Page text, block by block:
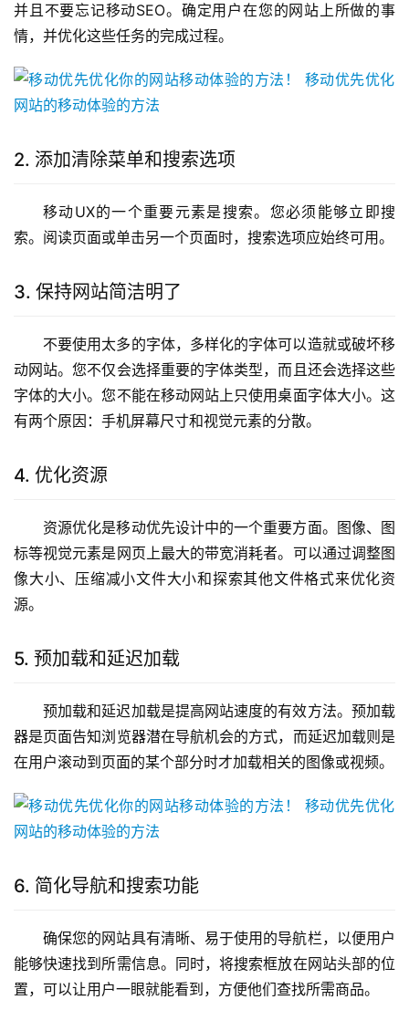
并且不要忘记移动SEO。确定用户在您的网站上所做的事
情，并优化这些任务的完成过程。
2. 添加清除菜单和搜索选项
移动UX的一个重要元素是搜索。您必须能够立即搜
索。阅读页面或单击另一个页面时，搜索选项应始终可用。
3. 保持网站简洁明了
不要使用太多的字体，多样化的字体可以造就或破坏移
动网站。您不仅会选择重要的字体类型，而且还会选择这些
字体的大小。您不能在移动网站上只使用桌面字体大小。这
有两个原因：手机屏幕尺寸和视觉元素的分散。
4. 优化资源
资源优化是移动优先设计中的一个重要方面。图像、图
标等视觉元素是网页上最大的带宽消耗者。可以通过调整图
像大小、压缩减小文件大小和探索其他文件格式来优化资
源。
5. 预加载和延迟加载
预加载和延迟加载是提高网站速度的有效方法。预加载
器是页面告知浏览器潜在导航机会的方式，而延迟加载则是
在用户滚动到页面的某个部分时才加载相关的图像或视频。
6. 简化导航和搜索功能
确保您的网站具有清晰、易于使用的导航栏，以便用户
能够快速找到所需信息。同时，将搜索框放在网站头部的位
置，可以让用户一眼就能看到，方便他们查找所需商品。